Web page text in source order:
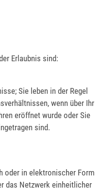
Erlaubnis sind:
Sie leben in der Regel
wenn über Ihr
eröffnet wurde oder Sie
sind.
oder in elektronischer Form
das Netzwerk einheitlicher